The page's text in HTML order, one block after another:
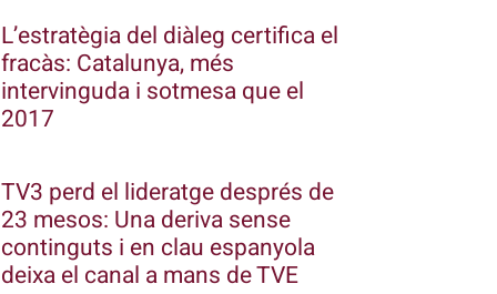
L’estratègia del diàleg certifica el
fracàs: Catalunya, més
intervinguda i sotmesa que el
2017
TV3 perd el lideratge després de
23 mesos: Una deriva sense
continguts i en clau espanyola
deixa el canal a mans de TVE